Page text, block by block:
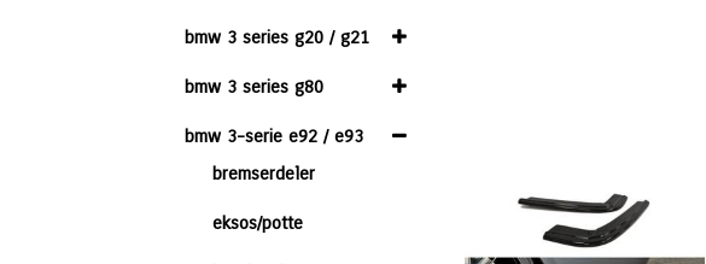
bmw 3 series g20 / g21
bmw 3 series g80
bmw 3-serie e92 / e93
bremserdeler
eksos/potte